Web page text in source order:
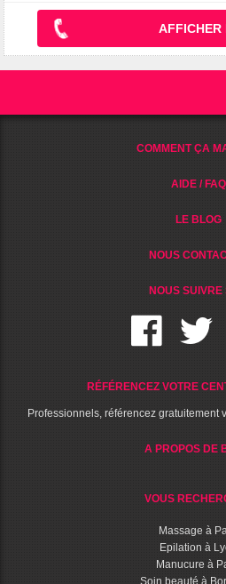
AFFICHER
COMMENT ÇA
AIDE / FAQ
LE BLOG
NOUS
NOUS SUIVRE
RÉFÉRENCEZ VOTRE
Professionnels, référencez gratuitement
A PROPOS DE
VOUS
Massage à
Epilation à
Manucure à